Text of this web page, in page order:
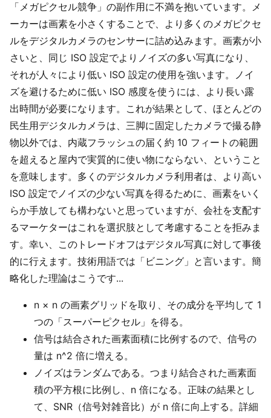
「メガピクセル競争」の副作用に不満を抱いています。メ
ーカーは画素を小さくすることで、より多くのメガピクセ
ルをデジタルカメラのセンサーに詰め込みます。画素が小
さいと、同じ ISO 設定でよりノイズの多い写真になり、
それが人々により低い ISO 設定の使用を強います。ノイ
ズを避けるために低い ISO 感度を使うには、より長い露
出時間が必要になります。これが結果として、ほとんどの
民生用デジタルカメラは、三脚に固定したカメラで撮る静
物以外では、内蔵フラッシュの届く約 10 フィートの範囲
を超えると屋内で実質的に使い物にならない、ということ
を意味します。多くのデジタルカメラ利用者は、より高い
ISO 設定でノイズの少ない写真を得るために、画素をいく
らか手放しても構わないと思っていますが、会社を支配す
るマーケターはこれを選択肢として考慮することを拒みま
す。幸い、このトレードオフはデジタル写真に対して事後
的に行えます。技術用語では「ビニング」と言います。簡
略化した理論はこうです...
n × n の画素グリッドを取り、その成分を平均して 1
つの「スーパーピクセル」を得る。
信号は結合された画素面積に比例するので、信号の
量は n^2 倍に増える。
ノイズはランダムである。つまり結合された画素面
積の平方根に比例し、n 倍になる。正味の結果とし
て、SNR（信号対雑音比）が n 倍に向上する。詳細